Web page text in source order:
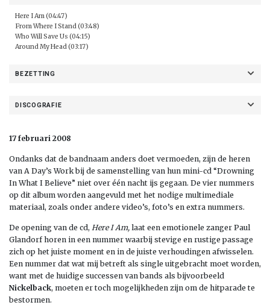
Here I Am (04:47)
From Where I Stand (03:48)
Who Will Save Us (04:15)
Around My Head (03:17)
BEZETTING
DISCOGRAFIE
17 februari 2008
Ondanks dat de bandnaam anders doet vermoeden, zijn de heren
van A Day’s Work bij de samenstelling van hun mini-cd “Drowning
In What I Believe” niet over één nacht ijs gegaan. De vier nummers
op dit album worden aangevuld met het nodige multimediale
materiaal, zoals onder andere video’s, foto’s en extra nummers.
De opening van de cd, Here I Am, laat een emotionele zanger Paul
Glandorf horen in een nummer waarbij stevige en rustige passage
zich op het juiste moment en in de juiste verhoudingen afwisselen.
Een nummer dat wat mij betreft als single uitgebracht moet worden,
want met de huidige successen van bands als bijvoorbeeld
Nickelback, moeten er toch mogelijkheden zijn om de hitparade te
bestormen.